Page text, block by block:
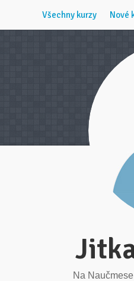
Všechny kurzy Nové
Na